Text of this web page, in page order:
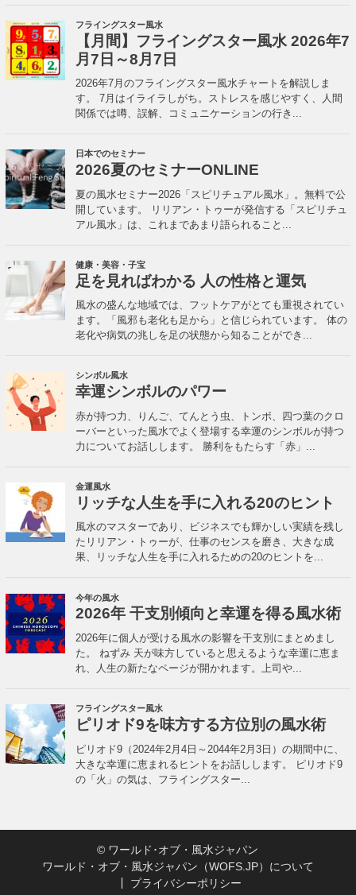
© ワールド･オブ・風水ジャパン
ワールド・オブ・風水ジャパン（WOFS.JP）について
プライバシーポリシー